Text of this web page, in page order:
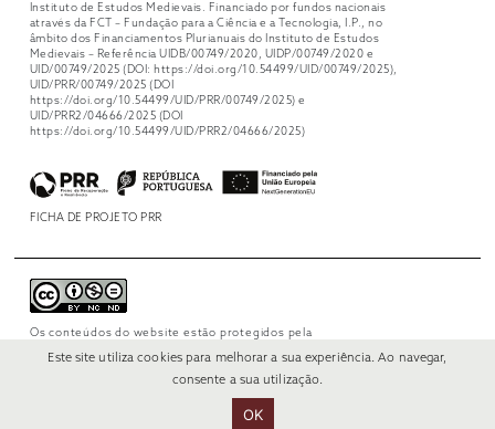
Instituto de Estudos Medievais. Financiado por fundos nacionais
através da FCT – Fundação para a Ciência e a Tecnologia, I.P., no
âmbito dos Financiamentos Plurianuais do Instituto de Estudos
Medievais – Referência UIDB/00749/2020, UIDP/00749/2020 e
UID/00749/2025 (DOI: https://doi.org/10.54499/UID/00749/2025),
UID/PRR/00749/2025 (DOI
https://doi.org/10.54499/UID/PRR/00749/2025) e
UID/PRR2/04666/2025 (DOI
https://doi.org/10.54499/UID/PRR2/04666/2025)
FICHA DE PROJETO PRR
Os conteúdos do website estão protegidos pela
NonCommercial-NoDerivs 4.0 International.
Este site utiliza cookies para melhorar a sua experiência. Ao navegar,
consente a sua utilização.
OK